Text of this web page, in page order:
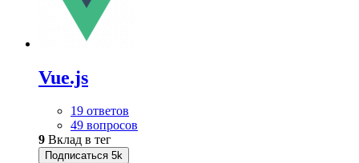
Vue.js
19 ответов
49 вопросов
9 Вклад в тег
Подписаться 5k